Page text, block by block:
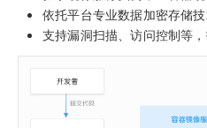
依托平台专业数据加密存储
支持漏洞扫描、访问控制等